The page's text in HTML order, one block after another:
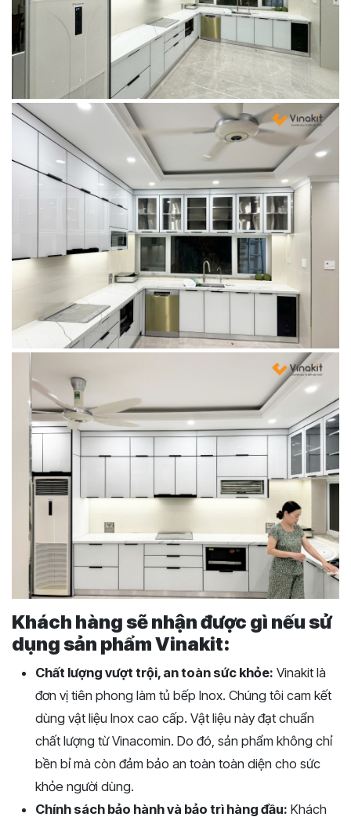
Khách hàng sẽ nhận được gì nếu sử
dụng sản phẩm Vinakit:
Chất lượng vượt trội, an toàn sức khỏe: Vinakit là
đơn vị tiên phong làm tủ bếp Inox. Chúng tôi cam kết
dùng vật liệu Inox cao cấp. Vật liệu này đạt chuẩn
chất lượng từ Vinacomin. Do đó, sản phẩm không chỉ
bền bỉ mà còn đảm bảo an toàn toàn diện cho sức
khỏe người dùng.
Chính sách bảo hành và bảo trì hàng đầu: Khách